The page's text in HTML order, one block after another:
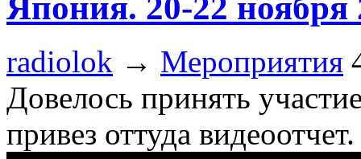
Япония. 20-22 ноября
radiolok → Мероприятия
Довелось принять
привез оттуда видеоотчет.